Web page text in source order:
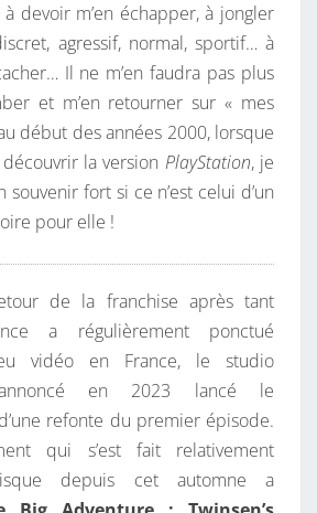
devoir m’en échapper, à jongler
agressif, normal, sportif… à
Il ne m’en faudra pas plus
et m’en retourner sur « mes
début des années 2000, lorsque
la version PlayStation, je
souvenir fort si ce n’est celui d’un
pour elle !
de la franchise après tant
a régulièrement ponctué
vidéo en France, le studio
en 2023 lancé le
refonte du premier épisode.
qui s’est fait relativement
depuis cet automne a